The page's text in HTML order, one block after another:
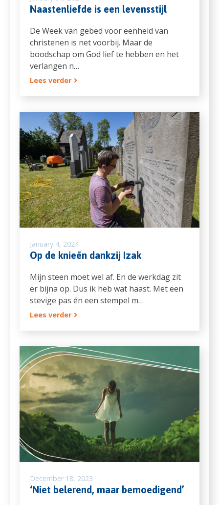
Naastenliefde is een levensstijl
De Week van gebed voor eenheid van
christenen is net voorbij. Maar de
boodschap om God lief te hebben en het
verlangen n…
Lees verder
January 4, 2024
Op de knieën dankzij Izak
Mijn steen moet wel af. En de werkdag zit
er bijna op. Dus ik heb wat haast. Met een
stevige pas én een stempel m…
Lees verder
December 18, 2023
‘Niet belerend, maar bemoedigend’